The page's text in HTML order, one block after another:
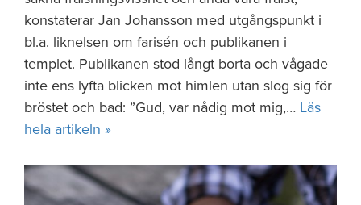
konstaterar Jan Johansson med utgångspunkt i
bl.a. liknelsen om farisén och publikanen i
templet. Publikanen stod långt borta och vågade
inte ens lyfta blicken mot himlen utan slog sig för
bröstet och bad: ”Gud, var nådig mot mig,… Läs
hela artikeln »